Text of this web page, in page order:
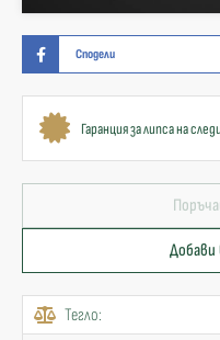
Сподели
Гаранция за липса на
Добави
Тегло: